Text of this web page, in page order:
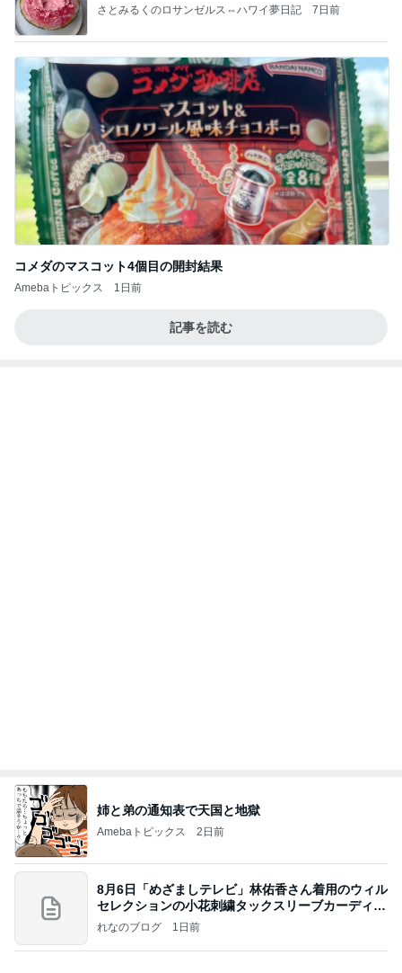
さとみるくのロサンゼルス⇔ハワイ夢日記 7日前
コメダのマスコット4個目の開封結果
Amebaトピックス 1日前
記事を読む
姉と弟の通知表で天国と地獄
Amebaトピックス 2日前
8月6日「めざましテレビ」林佑香さん着用のウィル
セレクションの小花刺繍タックスリーブカーディガ
ン
れなのブログ 1日前